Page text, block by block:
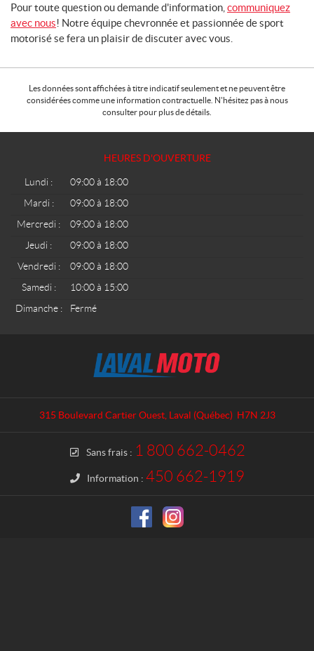
Pour toute question ou demande d'information, communiquez
avec nous! Notre équipe chevronnée et passionnée de sport
motorisé se fera un plaisir de discuter avec vous.
Les données sont affichées à titre indicatif seulement et ne peuvent être
considérées comme une information contractuelle. N'hésitez pas à nous
consulter pour plus de détails.
HEURES D'OUVERTURE
Lundi :
09:00 à 18:00
Mardi :
09:00 à 18:00
Mercredi :
09:00 à 18:00
Jeudi :
09:00 à 18:00
Vendredi :
09:00 à 18:00
Samedi :
10:00 à 15:00
Dimanche :
Fermé
315 Boulevard Cartier Ouest, Laval (Québec) H7N 2J3
Sans frais : 1 800 662-0462
Information : 450 662-1919